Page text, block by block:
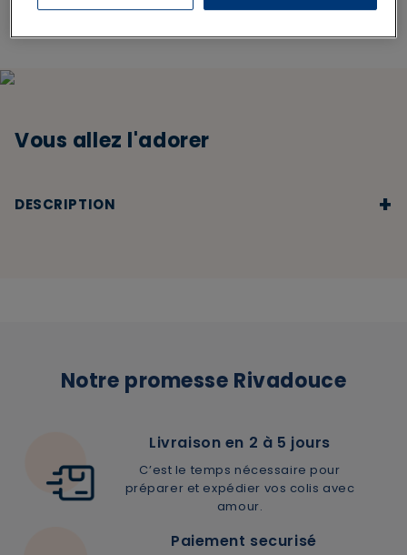
Vous allez l'adorer
DESCRIPTION +
Notre promesse Rivadouce
Livraison en 2 à 5 jours
C’est le temps nécessaire pour
préparer et expédier vos colis avec
amour.
Paiement securisé